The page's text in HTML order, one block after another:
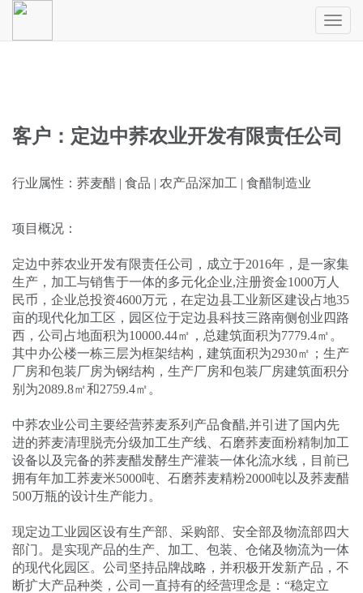
Toggle
客户：定边中荞农业开发有限责任公司
行业属性：荞麦醋 | 食品 | 农产品深加工 | 食醋制造业
项目概况：
定边中荞农业开发有限责任公司，成立于2016年，是一家集
生产，加工与销售于一体的多元化企业,注册资金1000万人
民币，企业总投资4600万元，在定边县工业新区建设占地35
亩的现代化加工区，园区位于定边县科技三路南侧创业四路
西，公司占地面积为10000.44㎡，总建筑面积为7779.4㎡。
其中办公楼一栋三层为框架结构，建筑面积为2930㎡；生产
厂房和包装厂房为钢结构，生产厂房和包装厂房建筑面积分
别为2089.8㎡和2759.4㎡。
中荞农业公司主要经营荞麦系列产品食醋,并引进了国内先
进的荞麦清理脱壳分级加工生产线、石磨荞麦面粉精制加工
设备以及完备的荞麦醋发酵生产灌装一体化流水线，目前已
拥有年加工荞麦米5000吨、石磨荞麦精粉2000吨以及荞麦醋
500万瓶的设计生产能力。
现定边工业园区设有生产部、采购部、安全部及物流部四大
部门。是实现产品的生产、加工、包装、仓储及物流为一体
的现代化园区。公司坚持品牌战略，并积极开发新产品，不
断扩大产品种类，公司一直持有的经营理念是：“稳定立